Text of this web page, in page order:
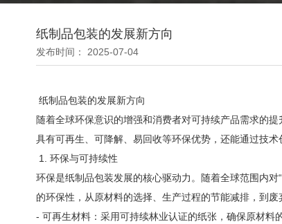
纸制品包装的发展新方向
发布时间： 2025-07-04
纸制品包装的发展新方向
随着全球环保意识的增强和消费者对可持续产品需求的
具有可再生、可降解、易回收等环保优势，还能通过技
1. 环保与可持续性
环保是纸制品包装发展的核心驱动力。随着全球范围内
的环保性，从原材料的选择、生产过程的节能减排，到废
- 可再生材料：采用可持续林业认证的纸张，确保原材料